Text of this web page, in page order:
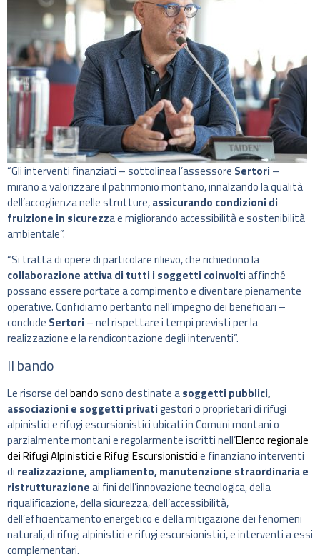
“Gli interventi finanziati – sottolinea l’assessore Sertori –
mirano a valorizzare il patrimonio montano, innalzando la qualità
dell’accoglienza nelle strutture,assicurando condizioni di
fruizione in sicurezza e migliorando accessibilità e sostenibilità
ambientale”.
“Si tratta di opere di particolare rilievo, che richiedono la
collaborazione attiva di tutti i soggetti coinvolti affinché
possano essere portate a compimento e diventare pienamente
operative. Confidiamo pertanto nell’impegno dei beneficiari –
conclude Sertori – nel rispettare i tempi previsti per la
realizzazione e la rendicontazione degli interventi”.
Il bando
Le risorse delbandosono destinate asoggetti pubblici,
associazioni e soggetti privatigestori o proprietari di rifugi
alpinistici e rifugi escursionistici ubicati in Comuni montani o
parzialmente montani e regolarmente iscritti nell’Elenco regionale
dei Rifugi Alpinistici e Rifugi Escursionisticie finanziano interventi
di realizzazione, ampliamento, manutenzione straordinaria e
ristrutturazioneai fini dell’innovazione tecnologica, della
riqualificazione, della sicurezza, dell’accessibilità,
dell’efficientamento energetico e della mitigazione dei fenomeni
naturali, di rifugi alpinistici e rifugi escursionistici, e interventi a essi
complementari.